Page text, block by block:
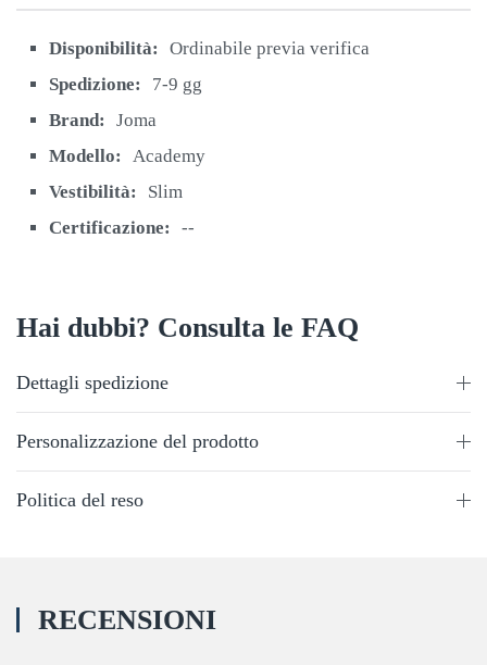
Disponibilità:
Ordinabile previa verifica
Spedizione:
7-9 gg
Brand:
Joma
Modello:
Academy
Vestibilità:
Slim
Certificazione:
--
Hai dubbi? Consulta le FAQ
Dettagli spedizione
Personalizzazione del prodotto
Politica del reso
RECENSIONI